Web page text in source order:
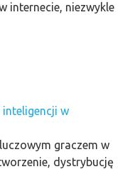
internecie, niezwykle
w
graczem w
dystrybucję